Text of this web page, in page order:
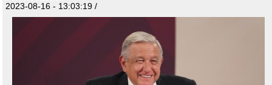
2023-08-16 - 13:03:19 /